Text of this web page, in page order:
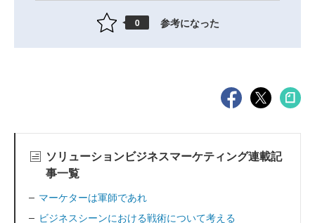
0 参考になった
ソリューションビジネスマーケティング連載記
事一覧
マーケターは軍師であれ
ビジネスシーンにおける戦術について考える